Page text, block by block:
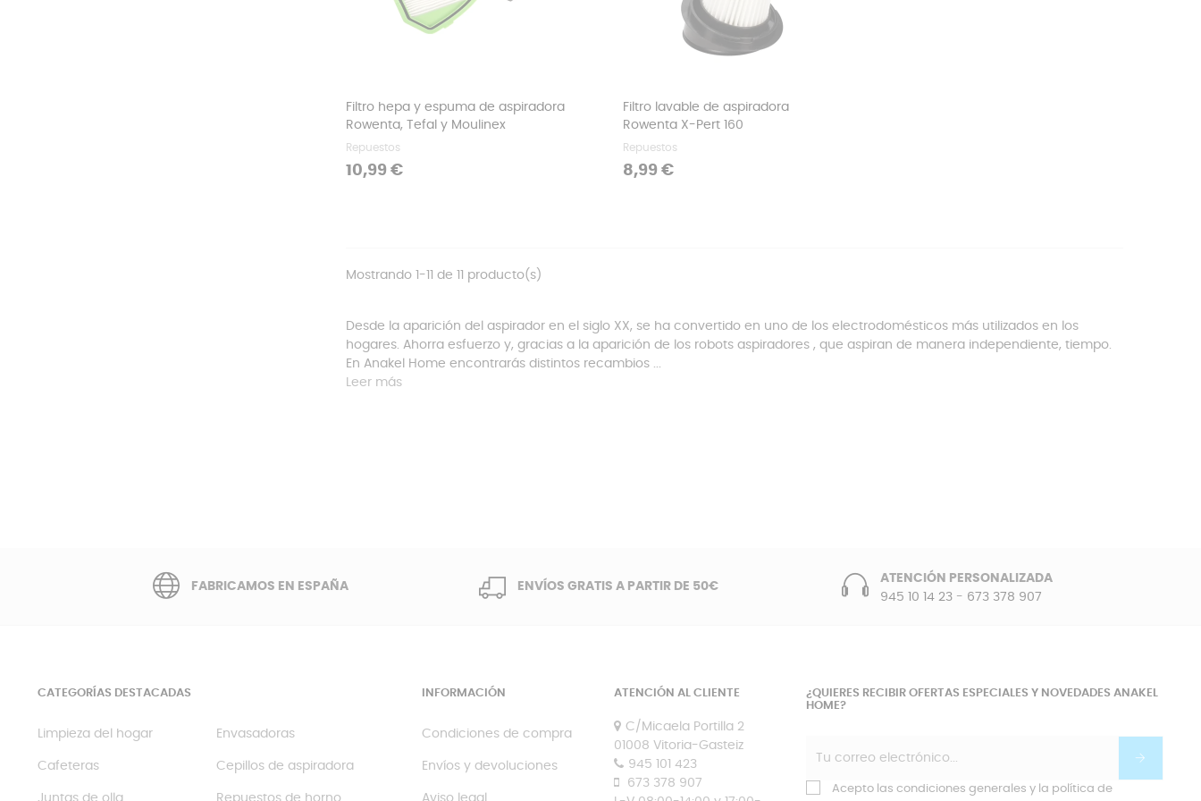
Filtro hepa y espuma de aspiradora
Rowenta, Tefal y Moulinex
Repuestos
Precio
10,99 €
Filtro lavable de aspiradora
Rowenta X-Pert 160
Repuestos
Precio
8,99 €
Mostrando 1-11 de 11 producto(s)
Desde la aparición del aspirador en el siglo XX, se ha convertido en uno de los electrodomésticos más utilizados en los
hogares. Ahorra esfuerzo y, gracias a la aparición de los robots aspiradores , que aspiran de manera independiente, tiempo.
En Anakel Home encontrarás distintos recambios ...
Leer más
FABRICAMOS EN ESPAÑA ENVÍOS GRATIS A PARTIR DE 50€
ATENCIÓN PERSONALIZADA
945 10 14 23 - 673 378 907
CATEGORÍAS DESTACADAS
Limpieza del hogar Envasadoras
Cafeteras Cepillos de aspiradora
Juntas de olla Repuestos de horno
INFORMACIÓN
Condiciones de compra
Envíos y devoluciones
Aviso legal
ATENCIÓN AL CLIENTE
C/Micaela Portilla 2
01008 Vitoria-Gasteiz
945 101 423
673 378 907
¿QUIERES RECIBIR OFERTAS ESPECIALES Y NOVEDADES ANAKEL
HOME?
Acepto las condiciones generales y la política de